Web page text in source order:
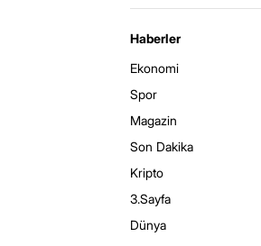
Haberler
Ekonomi
Spor
Magazin
Son Dakika
Kripto
3.Sayfa
Dünya